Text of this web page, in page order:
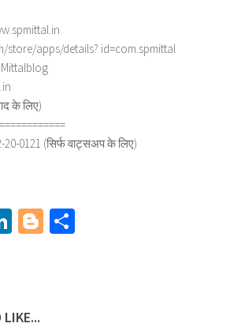
apps/details? id=com.spmittal
के लिए)
20-0121 (सिर्फ वाट्सअप के लिए)
LinkedIn
Blogger
LIKE...